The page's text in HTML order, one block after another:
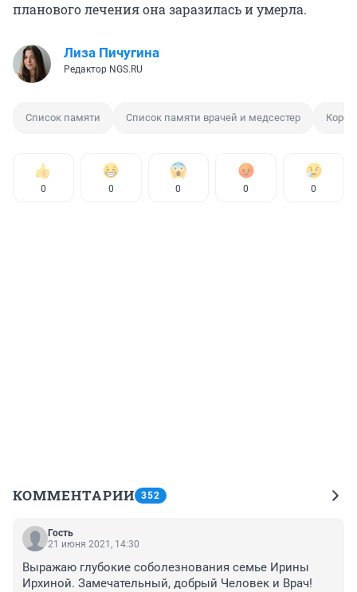
планового лечения она заразилась и умерла.
Лиза Пичугина
Редактор NGS.RU
Список памяти Список памяти врачей и медсестер
0 0 0 0 0
КОММЕНТАРИИ 352
Гость
21 июня 2021, 14:30
Выражаю глубокие соболезнования семье Ирины
Ирхиной. Замечательный, добрый Человек и Врач!